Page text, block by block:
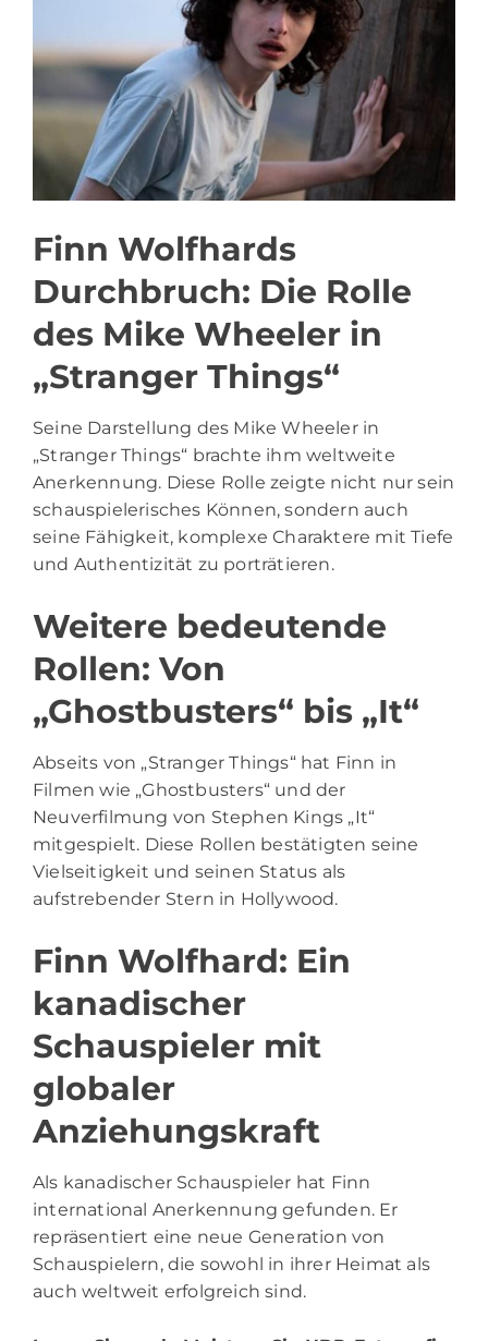
Finn Wolfhards
Durchbruch: Die Rolle
des Mike Wheeler in
„Stranger Things“
Seine Darstellung des Mike Wheeler in
„Stranger Things“ brachte ihm weltweite
Anerkennung. Diese Rolle zeigte nicht nur sein
schauspielerisches Können, sondern auch
seine Fähigkeit, komplexe Charaktere mit Tiefe
und Authentizität zu porträtieren.
Weitere bedeutende
Rollen: Von
„Ghostbusters“ bis „It“
Abseits von „Stranger Things“ hat Finn in
Filmen wie „Ghostbusters“ und der
Neuverfilmung von Stephen Kings „It“
mitgespielt. Diese Rollen bestätigten seine
Vielseitigkeit und seinen Status als
aufstrebender Stern in Hollywood.
Finn Wolfhard: Ein
kanadischer
Schauspieler mit
globaler
Anziehungskraft
Als kanadischer Schauspieler hat Finn
international Anerkennung gefunden. Er
repräsentiert eine neue Generation von
Schauspielern, die sowohl in ihrer Heimat als
auch weltweit erfolgreich sind.